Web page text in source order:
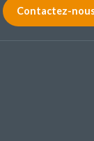
Contactez-